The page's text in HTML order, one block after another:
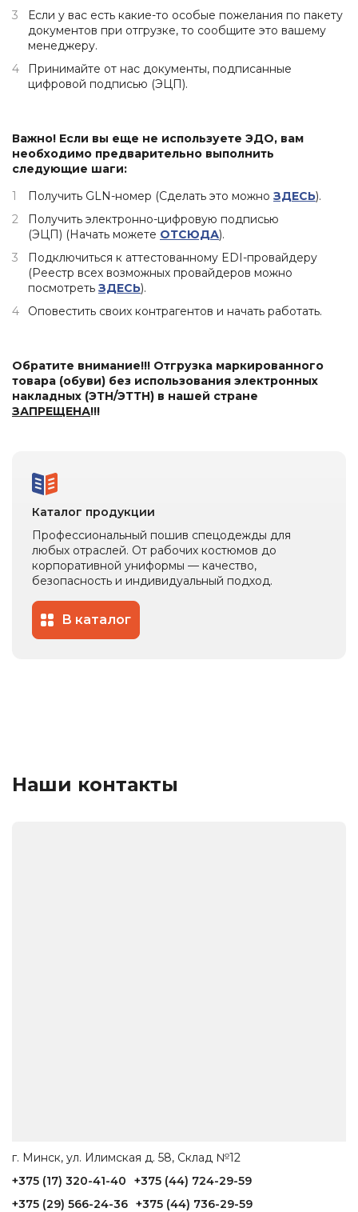
При
высотных
работах
Если у вас есть какие-то особые пожелания по пакету
документов при отгрузке, то сообщите это вашему
менеджеру.
Принимайте от нас документы, подписанные
цифровой подписью (ЭЦП).
Важно! Если вы еще не используете ЭДО, вам
необходимо предварительно выполнить
следующие шаги:
Получить GLN-номер (Сделать это можно ЗДЕСЬ).
Получить электронно-цифровую подписью
(ЭЦП) (Начать можете ОТСЮДА).
Подключиться к аттестованному EDI-провайдеру
(Реестр всех возможных провайдеров можно
посмотреть ЗДЕСЬ).
Оповестить своих контрагентов и начать работать.
Обратите внимание!!! Отгрузка маркированного
товара (обуви) без использования электронных
накладных (ЭТН/ЭТТН) в нашей стране
ЗАПРЕЩЕНА!!!
Каталог продукции
Профессиональный пошив спецодежды для
любых отраслей. От рабочих костюмов до
корпоративной униформы — качество,
безопасность и индивидуальный подход.
В каталог
Наши контакты
г. Минск, ул. Илимская д. 58, Склад №12
+375 (17) 320-41-40
+375 (44) 724-29-59
+375 (29) 566-24-36 +375 (44) 736-29-59